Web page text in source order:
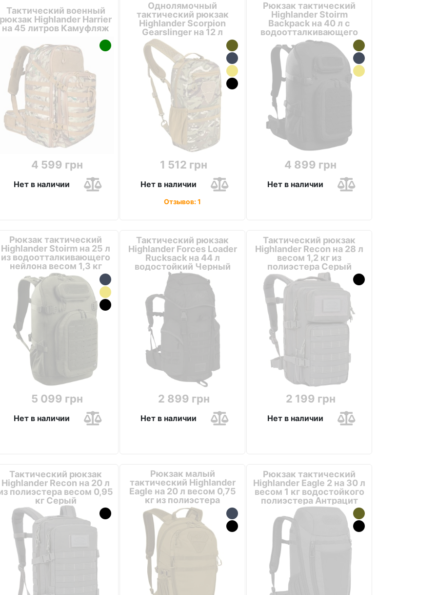
Тактический военный
рюкзак Highlander Harrier
на 45 литров Камуфляж
4 599 грн
Нет в наличии
Однолямочный
тактический рюкзак
Highlander Scorpion
Gearslinger на 12 л
Камуфляж
1 512 грн
Нет в наличии
Отзывов: 1
Рюкзак тактический
Highlander Stoirm
Backpack на 40 л с
водоотталкивающего
материала и отделением
4 899 грн
Нет в наличии
Рюкзак тактический
Highlander Stoirm на 25 л
из водоотталкивающего
нейлона весом 1,3 кг
Оливковый
5 099 грн
Нет в наличии
Тактический рюкзак
Highlander Forces Loader
Rucksack на 44 л
водостойкий Черный
2 899 грн
Нет в наличии
Тактический рюкзак
Highlander Recon на 28 л
весом 1,2 кг из
полиэстера Серый
2 199 грн
Нет в наличии
Тактический рюкзак
Highlander Recon на 20 л
полиэстера весом 0,95
кг Серый
Рюкзак малый
тактический Highlander
Eagle на 20 л весом 0,75
кг из полиэстера
Оливковый
Рюкзак тактический
Highlander Eagle 2 на 30 л
весом 1 кг водостойкого
полиэстера Антрацит